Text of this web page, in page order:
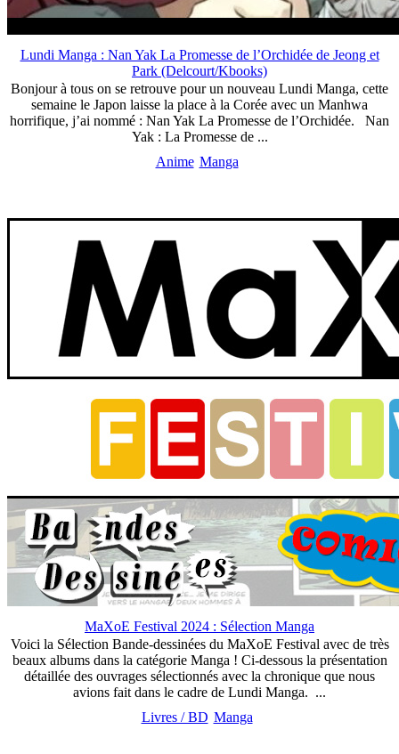
Lundi Manga : Nan Yak La Promesse de l’Orchidée de Jeong et
Park (Delcourt/Kbooks)
Bonjour à tous on se retrouve pour un nouveau Lundi Manga, cette
semaine le Japon laisse la place à la Corée avec un Manhwa
horrifique, j’ai nommé : Nan Yak La Promesse de l’Orchidée. Nan
Yak : La Promesse de ...
Anime Manga
MaXoE Festival 2024 : Sélection Manga
Voici la Sélection Bande-dessinées du MaXoE Festival avec de très
beaux albums dans la catégorie Manga ! Ci-dessous la présentation
détaillée des ouvrages sélectionnés avec la chronique que nous
avions fait dans le cadre de Lundi Manga. ...
Livres / BD Manga